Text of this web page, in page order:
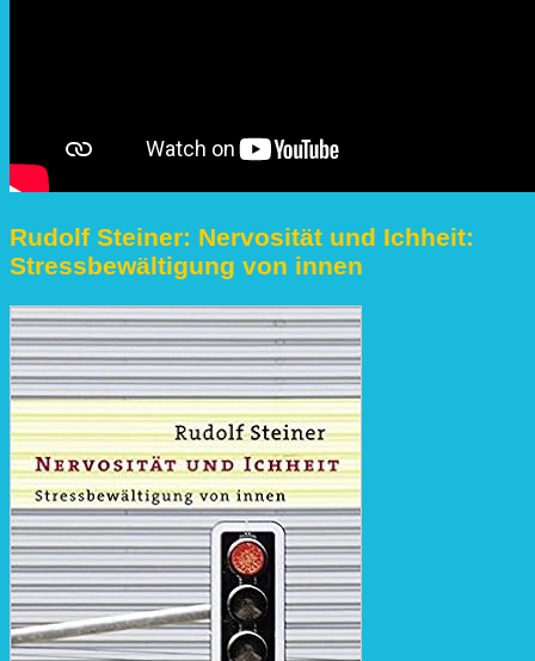
Rudolf Steiner: Nervosität und Ichheit:
Stressbewältigung von innen